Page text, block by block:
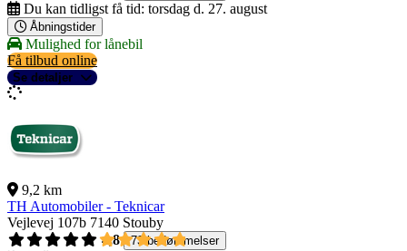
Du kan tidligst få tid: torsdag d. 27. august
Åbningstider
Mulighed for lånebil
Få tilbud online
Se detaljer
9,2 km
TH Automobiler - Teknicar
Vejlevej 107b 7140 Stouby
4,8
73 bedømmelser